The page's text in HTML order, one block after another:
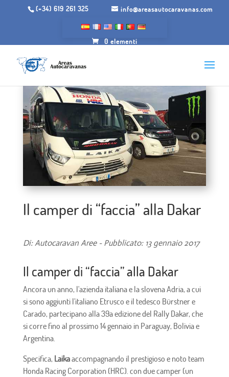
(+34) 619 261 325 info@areasautocaravanas.com
0 elementi
Il camper di “faccia” alla Dakar
Di: Autocaravan Aree - Pubblicato: 13 gennaio 2017
Il camper di “faccia” alla Dakar
Ancora un anno, l'azienda italiana e la slovena Adria, a cui
si sono aggiunti l'italiano Etrusco e il tedesco Bürstner e
Carado, partecipano alla 39a edizione del Rally Dakar, che
si corre fino al prossimo 14 gennaio in Paraguay, Bolivia e
Argentina.
Specifica, Laikaaccompagnando il prestigioso e noto team
Honda Racing Corporation (HRC). con due camper (un